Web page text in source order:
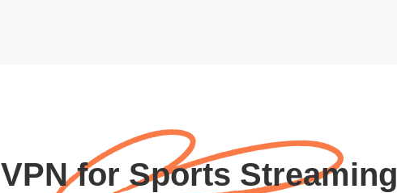
VPN for Sports Streaming